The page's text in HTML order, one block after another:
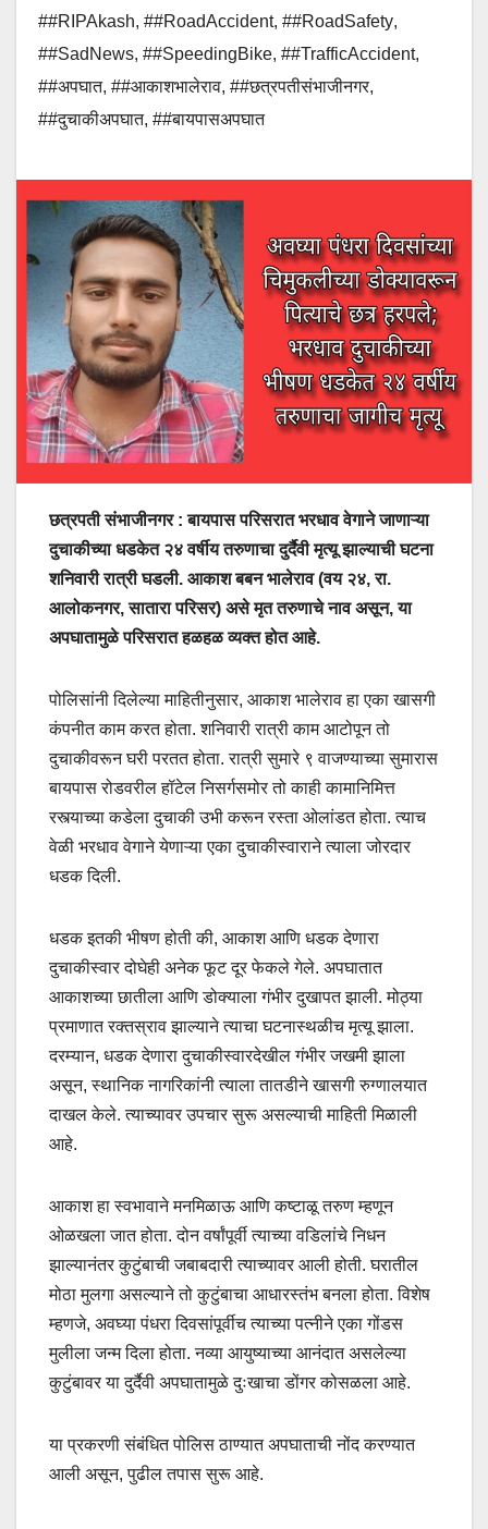
##RIPAkash, ##RoadAccident, ##RoadSafety,
##SadNews, ##SpeedingBike, ##TrafficAccident,
##अपघात, ##आकाशभालेराव, ##छत्रपतीसंभाजीनगर,
##दुचाकीअपघात, ##बायपासअपघात
छत्रपती संभाजीनगर : बायपास परिसरात भरधाव वेगाने जाणाऱ्या
दुचाकीच्या धडकेत २४ वर्षीय तरुणाचा दुर्दैवी मृत्यू झाल्याची घटना
शनिवारी रात्री घडली. आकाश बबन भालेराव (वय २४, रा.
आलोकनगर, सातारा परिसर) असे मृत तरुणाचे नाव असून, या
अपघातामुळे परिसरात हळहळ व्यक्त होत आहे.
पोलिसांनी दिलेल्या माहितीनुसार, आकाश भालेराव हा एका खासगी
कंपनीत काम करत होता. शनिवारी रात्री काम आटोपून तो
दुचाकीवरून घरी परतत होता. रात्री सुमारे ९ वाजण्याच्या सुमारास
बायपास रोडवरील हॉटेल निसर्गसमोर तो काही कामानिमित्त
रस्त्याच्या कडेला दुचाकी उभी करून रस्ता ओलांडत होता. त्याच
वेळी भरधाव वेगाने येणाऱ्या एका दुचाकीस्वाराने त्याला जोरदार
धडक दिली.
धडक इतकी भीषण होती की, आकाश आणि धडक देणारा
दुचाकीस्वार दोघेही अनेक फूट दूर फेकले गेले. अपघातात
आकाशच्या छातीला आणि डोक्याला गंभीर दुखापत झाली. मोठ्या
प्रमाणात रक्तस्राव झाल्याने त्याचा घटनास्थळीच मृत्यू झाला.
दरम्यान, धडक देणारा दुचाकीस्वारदेखील गंभीर जखमी झाला
असून, स्थानिक नागरिकांनी त्याला तातडीने खासगी रुग्णालयात
दाखल केले. त्याच्यावर उपचार सुरू असल्याची माहिती मिळाली
आहे.
आकाश हा स्वभावाने मनमिळाऊ आणि कष्टाळू तरुण म्हणून
ओळखला जात होता. दोन वर्षांपूर्वी त्याच्या वडिलांचे निधन
झाल्यानंतर कुटुंबाची जबाबदारी त्याच्यावर आली होती. घरातील
मोठा मुलगा असल्याने तो कुटुंबाचा आधारस्तंभ बनला होता. विशेष
म्हणजे, अवघ्या पंधरा दिवसांपूर्वीच त्याच्या पत्नीने एका गोंडस
मुलीला जन्म दिला होता. नव्या आयुष्याच्या आनंदात असलेल्या
कुटुंबावर या दुर्दैवी अपघातामुळे दुःखाचा डोंगर कोसळला आहे.
या प्रकरणी संबंधित पोलिस ठाण्यात अपघाताची नोंद करण्यात
आली असून, पुढील तपास सुरू आहे.